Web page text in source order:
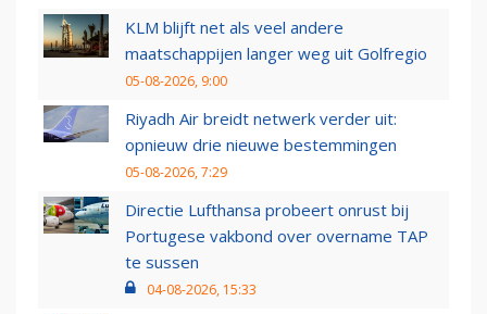
KLM blijft net als veel andere
maatschappijen langer weg uit Golfregio
05-08-2026, 9:00
Riyadh Air breidt netwerk verder uit:
opnieuw drie nieuwe bestemmingen
05-08-2026, 7:29
Directie Lufthansa probeert onrust bij
Portugese vakbond over overname TAP
te sussen
04-08-2026, 15:33